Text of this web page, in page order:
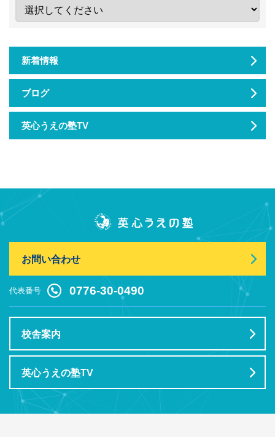
新着情報
ブログ
英心うえの塾TV
お問い合わせ
代表番号 0776-30-0490
校舎案内
英心うえの塾TV